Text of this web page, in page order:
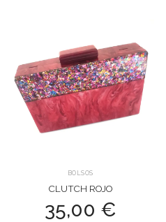
BOLSOS
CLUTCH ROJO
35,00 €